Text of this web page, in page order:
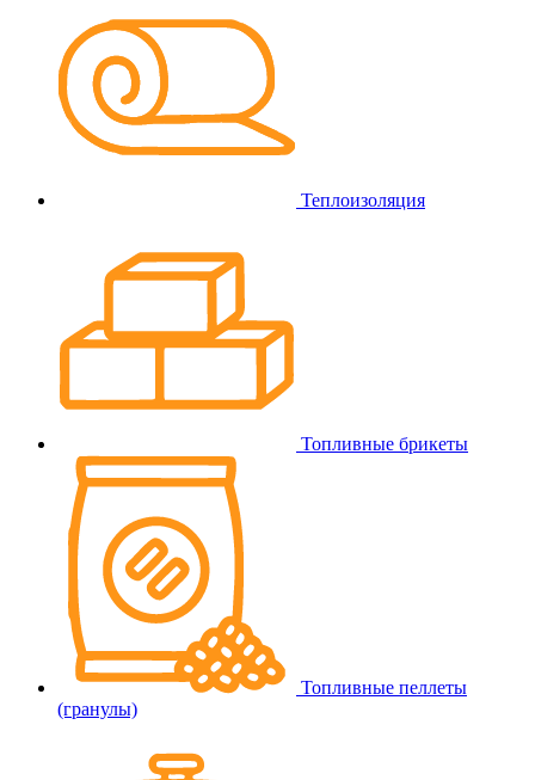
Теплоизоляция
Топливные брикеты
Топливные пеллеты
(гранулы)